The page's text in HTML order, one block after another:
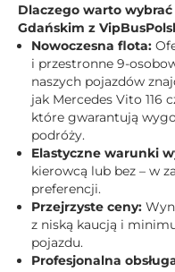
Dlaczego warto
Gdańskim z
Nowoczesna flota:
i przestronne 9-
naszych pojazdów
jak Mercedes Vito 116
które gwarantują
podróży.
Elastyczne warunki
kierowcą lub bez – w
preferencji.
Przejrzyste ceny:
z niską kaucją i
pojazdu.
Profesjonalna